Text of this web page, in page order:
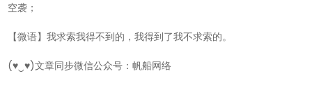
空袭；
【微语】我求索我得不到的，我得到了我不求索的。
(♥‿♥)文章同步微信公众号：帆船网络